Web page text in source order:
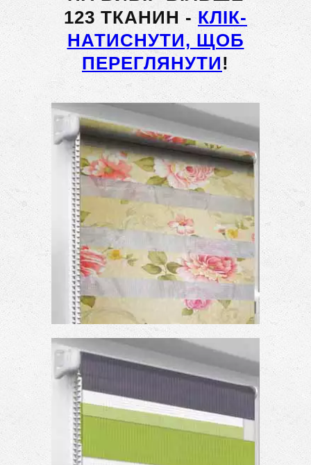
123 ТКАНИН - КЛІК-
НАТИСНУТИ, ЩОБ
ПЕРЕГЛЯНУТИ!